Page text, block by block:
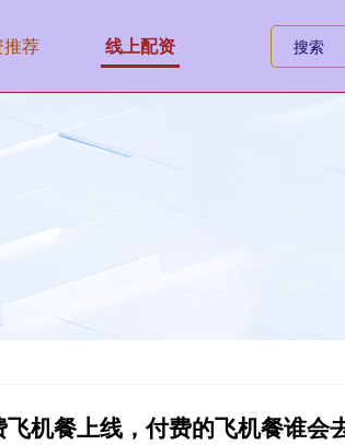
荐 线上配资
机餐上线，付费的飞机餐谁会